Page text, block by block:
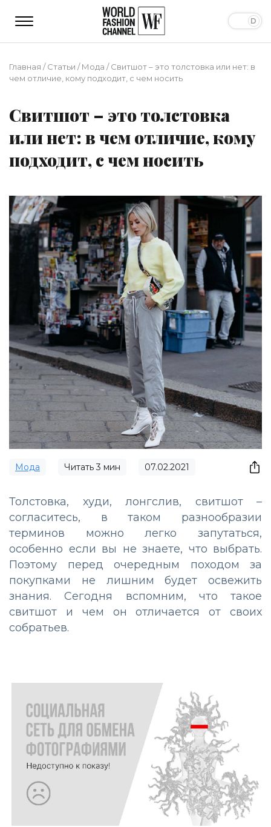
Главная /Статьи /Мода /Свитшот – это толстовка или нет: в
чем отличие, кому подходит, с чем носить
Свитшот – это толстовка
или нет: в чем отличие, кому
подходит, с чем носить
Мода Читать3 мин 07.02.2021
Толстовка, худи, лонгслив, свитшот –
согласитесь, в таком разнообразии
терминов можно легко запутаться,
особенно если вы не знаете, что выбрать.
Поэтому перед очередным походом за
покупками не лишним будет освежить
знания. Сегодня вспомним, что такое
свитшот и чем он отличается от своих
собратьев.